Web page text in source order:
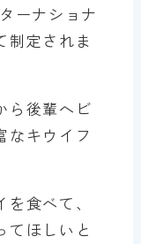
ーナショナ
制定されま
ら後輩へビ
なキウイフ
食べて、
てほしいと